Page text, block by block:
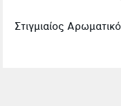
Στιγμιαίος